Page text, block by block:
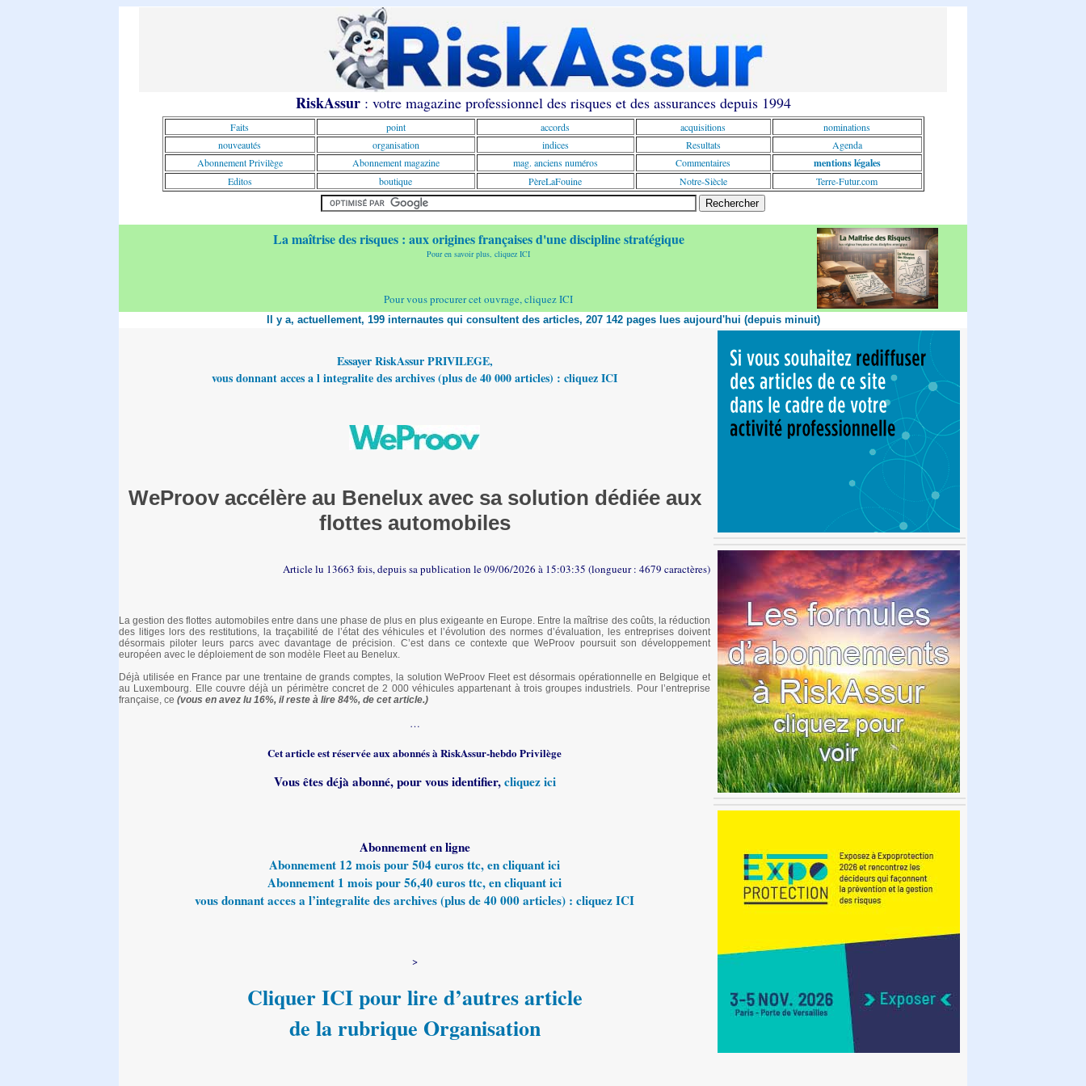
RiskAssur: votre magazine professionnel des risques et des assurances depuis 1994
Faits point accords acquisitions
nominations
nouveautés
organisation indices Resultats
Agenda
Abonnement Privilège
Abonnement magazine mag. anciens numéros Commentaires mentions légales
Editos boutique PèreLaFouine Notre-Siècle Terre-Futur.com
La maîtrise des risques : aux origines françaises d'une discipline stratégique
Pour en savoir plus, cliquez ICI
Pour vous procurer cet ouvrage, cliquez ICI
Il y a, actuellement, 199 internautes qui consultent des articles, 207 142 pages lues aujourd'hui (depuis minuit)
Essayer RiskAssur PRIVILEGE,
vous donnant acces a l integralite des archives (plus de 40 000 articles) : cliquez ICI
WeProov accélère au Benelux avec sa solution dédiée aux
flottes automobiles
Article lu 13663 fois, depuis sa publication le 09/06/2026 à 15:03:35 (longueur : 4679 caractères)
La gestion des flottes automobiles entre dans une phase de plus en plus exigeante en Europe. Entre la maîtrise des coûts, la réduction
des litiges lors des restitutions, la traçabilité de l’état des véhicules et l’évolution des normes d’évaluation, les entreprises doivent
désormais piloter leurs parcs avec davantage de précision. C’est dans ce contexte que WeProov poursuit son développement
européen avec le déploiement de son modèle Fleet au Benelux.
Déjà utilisée en France par une trentaine de grands comptes, la solution WeProov Fleet est désormais opérationnelle en Belgique et
au Luxembourg. Elle couvre déjà un périmètre concret de 2 000 véhicules appartenant à trois groupes industriels. Pour l’entreprise
française, ce (vous en avez lu 16%, il reste à lire 84%, de cet article.)
…
Cet article est réservée aux abonnés à RiskAssur-hebdo Privilège
Vous êtes déjà abonné, pour vous identifier,cliquez ici
Abonnement en ligne
Abonnement 12 mois pour 504 euros ttc, en cliquant ici
Abonnement 1 mois pour 56,40 euros ttc, en cliquant ici
vous donnant acces a l’integralite des archives (plus de 40 000 articles) : cliquez ICI
>
Cliquer ICI pour lire d’autres article
de la rubrique Organisation